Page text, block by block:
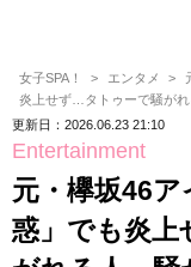
女子SPA！ エンタメ
炎上せず…タトゥーで騒がれ
更新日：2026.06.23 21:10
Entertainment
元・欅坂46
惑」でも炎